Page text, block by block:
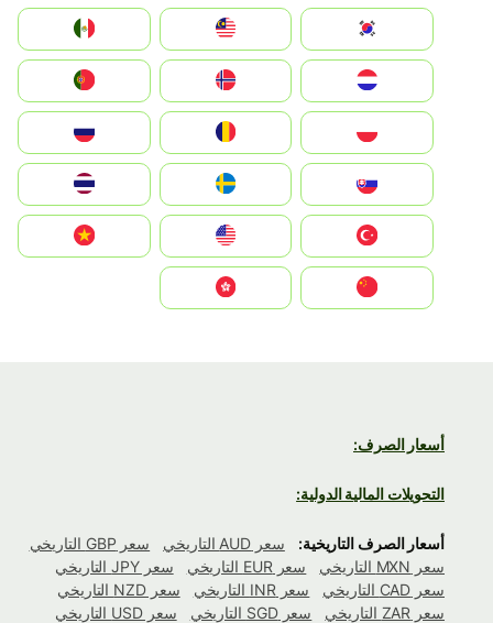
South Korea
Nederland
Portugal
România
Slovensko
United States
Vietnam
أسعار الصرف:
التحويلات المالية الدولية:
أسعار الصرف التاريخية: سعر AUD التاريخي
سعر GBP التاريخي
سعر MXN التاريخي
سعر EUR التاريخي
سعر JPY التاريخي
سعر CAD التاريخي
سعر INR التاريخي
سعر NZD التاريخي
سعر ZAR التاريخي
سعر SGD التاريخي
سعر USD التاريخي